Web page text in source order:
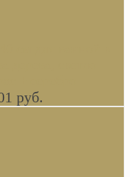
дерева, светло
+ серебро
руб.